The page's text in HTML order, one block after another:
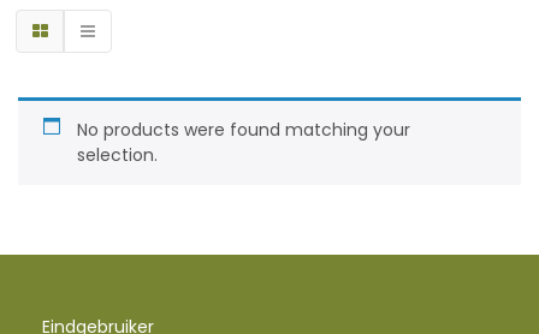
No products were found matching your
selection.
Eindgebruiker